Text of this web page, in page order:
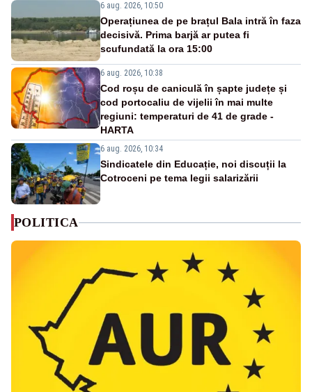
6 aug. 2026, 10:50
Operațiunea de pe brațul Bala intră în faza
decisivă. Prima barjă ar putea fi
scufundată la ora 15:00
6 aug. 2026, 10:38
Cod roșu de caniculă în șapte județe și
cod portocaliu de vijelii în mai multe
regiuni: temperaturi de 41 de grade -
HARTA
6 aug. 2026, 10:34
Sindicatele din Educație, noi discuții la
Cotroceni pe tema legii salarizării
POLITICA